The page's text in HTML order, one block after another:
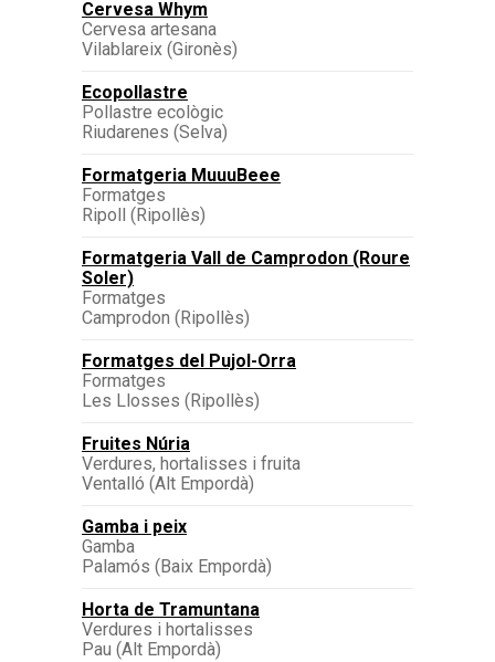
Cervesa Whym
Cervesa artesana
Vilablareix (Gironès)
Ecopollastre
Pollastre ecològic
Riudarenes (Selva)
Formatgeria MuuuBeee
Formatges
Ripoll (Ripollès)
Formatgeria Vall de Camprodon (Roure
Soler)
Formatges
Camprodon (Ripollès)
Formatges del Pujol-Orra
Formatges
Les Llosses (Ripollès)
Fruites Núria
Verdures, hortalisses i fruita
Ventalló (Alt Empordà)
Gamba i peix
Gamba
Palamós (Baix Empordà)
Horta de Tramuntana
Verdures i hortalisses
Pau (Alt Empordà)